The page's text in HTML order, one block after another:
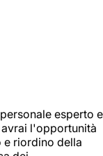
esperto e
l'opportunità
e riordino della